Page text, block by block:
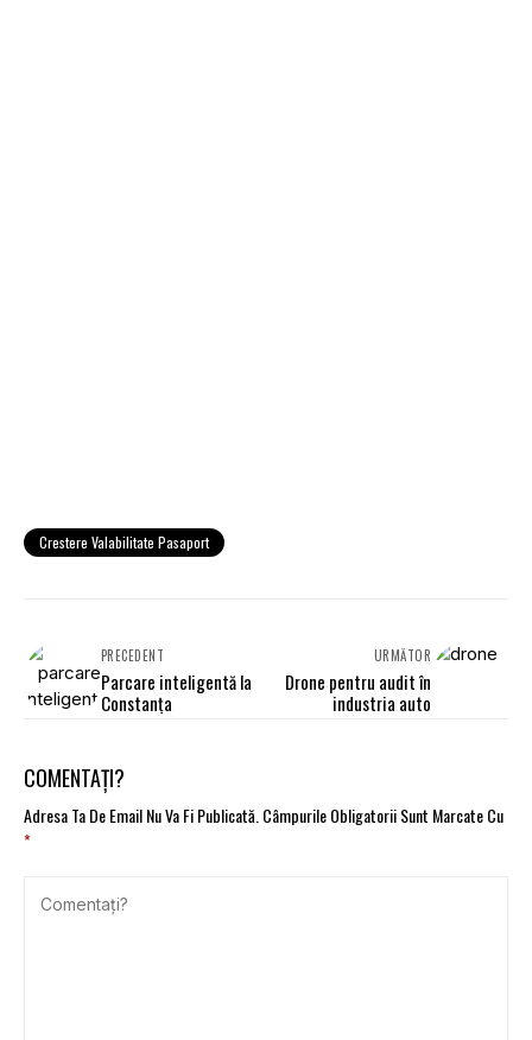
Crestere Valabilitate Pasaport
PRECEDENT
Parcare inteligentă la
Constanţa
URMĂTOR
Drone pentru audit în
industria auto
COMENTAȚI?
Adresa Ta De Email Nu Va Fi Publicată.Câmpurile Obligatorii Sunt Marcate Cu
*